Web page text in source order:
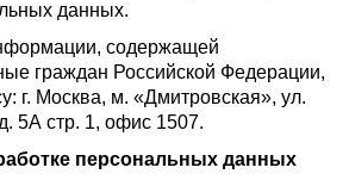
данных.
содержащей
граждан Российской Федерации,
г. Москва, м. «Дмитровская», ул.
5А стр. 1, офис 1507.
персональных данных